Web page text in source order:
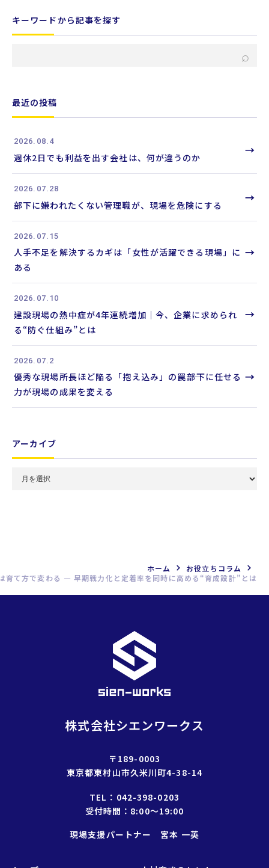
キーワードから記事を探す
ー
ド
ら
記
事
を
検
索
⌕
最近の投稿
2026.08.4
週休2日でも利益を出す会社は、何が違うのか
→
2026.07.28
部下に嫌われたくない管理職が、現場を危険にする
→
2026.07.15
人手不足を解決するカギは「女性が活躍できる現場」に
ある
→
2026.07.10
建設現場の熱中症が4年連続増加｜今、企業に求められ
る“防ぐ仕組み”とは
→
2026.07.2
優秀な現場所長ほど陥る「抱え込み」の罠――部下に任せる
力が現場の成果を変える
→
アーカイブ
を
ホーム
お役立ちコラム
育て方で変わる ― 早期戦力化と定着率を同時に高める“育成設計”とは
株式会社シエンワークス
〒189-0003
東京都東村山市久米川町4-38-14
TEL： 042-398-0203
受付時間：8:00〜19:00
現場支援パートナー 宮本 一英